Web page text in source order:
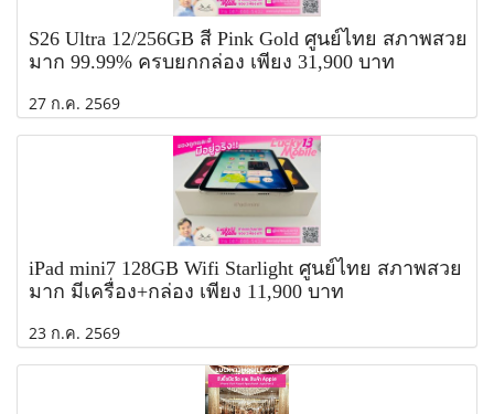
S26 Ultra 12/256GB สี Pink Gold ศูนย์ไทย สภาพสวย
มาก 99.99% ครบยกกล่อง เพียง 31,900 บาท
27 ก.ค. 2569
iPad mini7 128GB Wifi Starlight ศูนย์ไทย สภาพสวย
มาก มีเครื่อง+กล่อง เพียง 11,900 บาท
23 ก.ค. 2569